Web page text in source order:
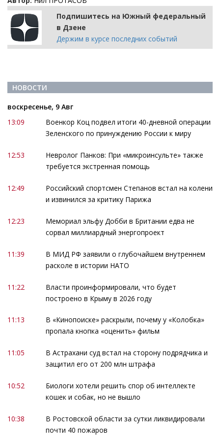
Подпишитесь на Южный федеральный
в Дзене
Держим в курсе последних событий
НОВОСТИ
воскресенье, 9 Авг
13:09
Военкор Коц подвел итоги 40-дневной операции
Зеленского по принуждению России к миру
12:53
Невролог Панков: При «микроинсульте» также
требуется экстренная помощь
12:49
Российский спортсмен Степанов встал на колени
и извинился за критику Парижа
12:23
Мемориал эльфу Добби в Британии едва не
сорвал миллиардный энергопроект
11:39
В МИД РФ заявили о глубочайшем внутреннем
расколе в истории НАТО
11:22
Власти проинформировали, что будет
построено в Крыму в 2026 году
11:13
В «Кинопоиске» раскрыли, почему у «Колобка»
пропала кнопка «оценить» фильм
11:05
В Астрахани суд встал на сторону подрядчика и
защитил его от 200 млн штрафа
10:52
Биологи хотели решить спор об интеллекте
кошек и собак, но не вышло
10:38
В Ростовской области за сутки ликвидировали
почти 40 пожаров